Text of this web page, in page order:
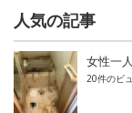
人気の記事
女性一
20件のビ